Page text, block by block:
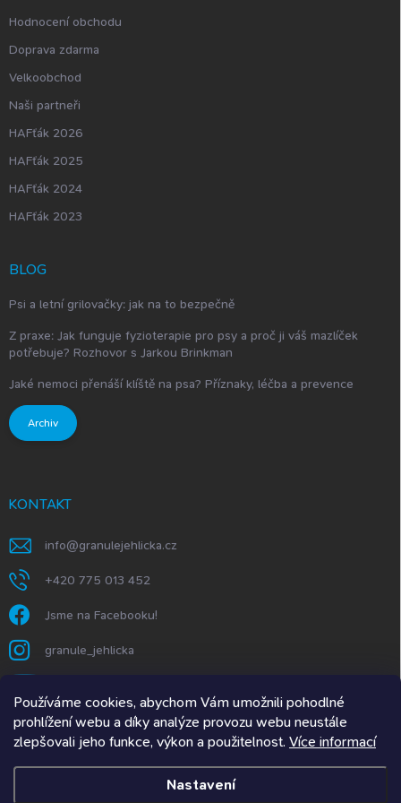
Používáme cookies, abychom Vám umožnili pohodlné
prohlížení webu a díky analýze provozu webu neustále
zlepšovali jeho funkce, výkon a použitelnost. Více informací
Nastavení
Hodnocení obchodu
Doprava zdarma
Velkoobchod
Naši partneři
HAFťák 2026
HAFťák 2025
HAFťák 2024
HAFťák 2023
BLOG
Psi a letní grilovačky: jak na to bezpečně
Z praxe: Jak funguje fyzioterapie pro psy a proč ji váš mazlíček
potřebuje? Rozhovor s Jarkou Brinkman
Jaké nemoci přenáší klíště na psa? Příznaky, léčba a prevence
Archiv
KONTAKT
info@granulejehlicka.cz
+420 775 013 452
Jsme na Facebooku!
granule_jehlicka
Granule Jehlička.SK